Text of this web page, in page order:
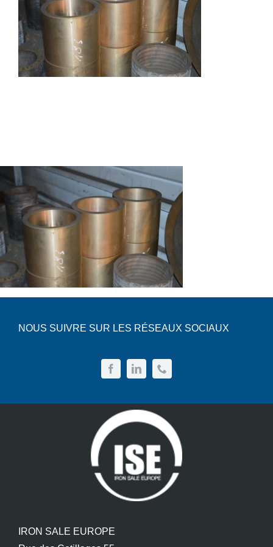
Autres produits
Boulonnerie spéciale
Français
Nederlands
NOUS SUIVRE SUR LES RÉSEAUX SOCIAUX
IRON SALE EUROPE